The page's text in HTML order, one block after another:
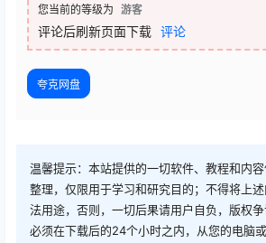
您当前的等级为 游客
评论后刷新页面下载 评论
夸克网盘
温馨提示：本站提供的一切软件、教程和内
整理，仅限用于学习和研究目的；不得将上
法用途，否则，一切后果请用户自负，版权
必须在下载后的24个小时之内，从您的电脑